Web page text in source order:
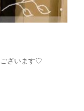
ございます♡